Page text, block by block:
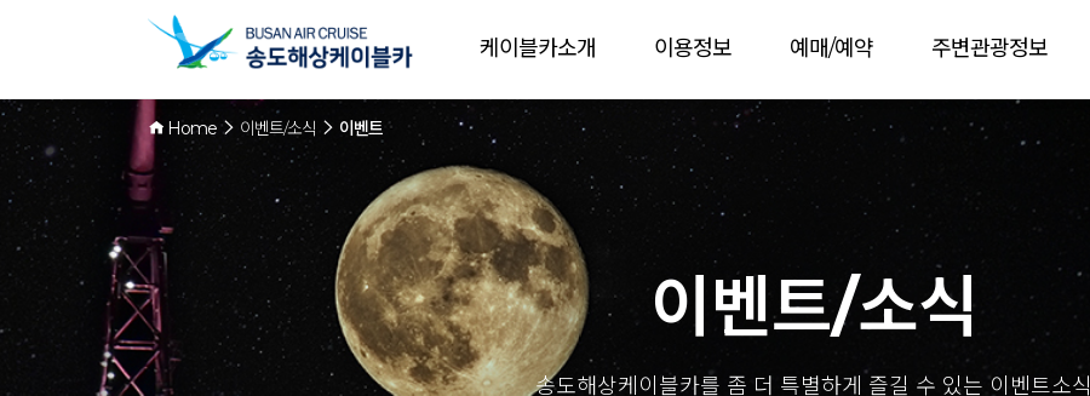
케이블카소개 이용정보 예매/예약 주변관광정보
Home 이벤트/소식 이벤트
이벤트/소식
송도해상케이블카를 좀 더 특별하게 즐길 수 있는 이벤트소식